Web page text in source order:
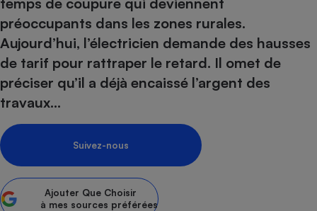
préoccupants dans les zones rurales.
Aujourd’hui, l’électricien demande des hausses
de tarif pour rattraper le retard. Il omet de
préciser qu’il a déjà encaissé l’argent des
travaux…
Suivez-nous
Ajouter Que Choisir
à mes sources préférées
Sécurité - Hygiène
Assurance
Banque - Crédit
Epargne - Fiscalité
Circulation routière
Contrôle technique -
Pièce détachée
Moto
Comparatif
Comparatif hotte
Comparatif climatiseur
Comparatif aspirateur
Électricité - Gaz
Comparatif casque audio
Comparatif imprimante
Comparatif ordinateur
Comparatif ultrabook
Crédit immobilier
Comparatif tondeuse
Comparatif radiateur
Hygiène - Beauté
Maladie - Médecine -
Maison de retraite
Choisir son fioul
Choisir son pellet
Comparateur assurance emprunteur
Energie Moins Chère Ensemble
Tous les comparateurs
Toutes les cartes interactives